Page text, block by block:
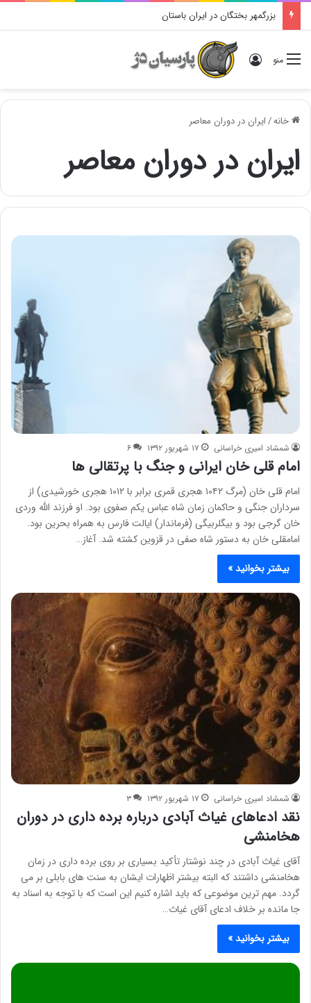
بزرگمهر بختگان در ایران باستان
منو ورود
خانه/ایران در دوران معاصر
ایران در دوران معاصر
شمشاد امیری خراسانی ۱۷ شهریور ۱۳۹۲ ۶
امام قلی خان ایرانی و جنگ با پرتقالی ها
امام قلی خان (مرگ ۱۰۴۲ هجری قمری برابر با ۱۰۱۲ هجری خورشیدی) از
سرداران جنگی و حاکمان زمان شاه عباس یکم صفوی بود. او فرزند الله وردی
خان گرجی بود و بیگلربیگی (فرماندار) ایالت فارس به همراه بحرین بود.
امامقلی خان به دستور شاه صفی در قزوین کشته شد. آغاز…
بیشتر بخوانید »
شمشاد امیری خراسانی ۱۷ شهریور ۱۳۹۲ ۳
نقد ادعاهای غیاث آبادی درباره برده داری در دوران
هخامنشی
آقای غیاث آبادی در چند نوشتار تأکید بسیاری بر روی برده داری در زمان
هخامنشی داشتند که البته بیشتر اظهارات ایشان به سنت های بابلی بر می
گردد. مهم ترین موضوعی که باید اشاره کنیم این است که با توجه به اسناد به
جا مانده بر خلاف ادعای آقای غیاث…
بیشتر بخوانید »